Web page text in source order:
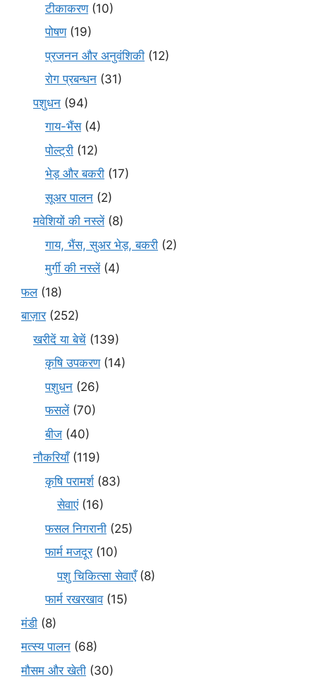
टीकाकरण(10)
पोषण(19)
प्रजनन और अनुवंशिकी (12)
रोग प्रबन्धन (31)
पशुधन (94)
गाय-भैंस(4)
पोल्ट्री (12)
भेड़ और बकरी (17)
सूअर पालन (2)
मवेशियों की नस्लें(8)
गाय, भैंस, सुअर भेड़, बकरी (2)
मुर्गी की नस्लें(4)
फल(18)
बाज़ार(252)
खरीदें या बेचें (139)
कृषि उपकरण(14)
पशुधन (26)
फसलें(70)
बीज (40)
नौकरियाँ(119)
कृषि परामर्श(83)
सेवाएं(16)
फसल निगरानी (25)
फार्म मजदूर(10)
पशु चिकित्सा सेवाएँ(8)
फार्म रखरखाव(15)
मंडी (8)
मत्स्य पालन (68)
मौसम और खेती (30)